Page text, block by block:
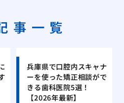
事一覧
兵庫県で口腔内スキャナ
ーを使った矯正相談がで
きる歯科医院5選！
【2026年最新】